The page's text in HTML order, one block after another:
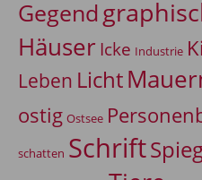
Gegend
Häuser Icke Industrie
Leben Licht
ostig Ostsee
schatten Schrift